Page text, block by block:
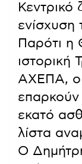
Κεντρικό
ενίσχυση
Παρότι η
ΑΧΕΠΑ,
επαρκούν
εκατό
λίστα
Ο